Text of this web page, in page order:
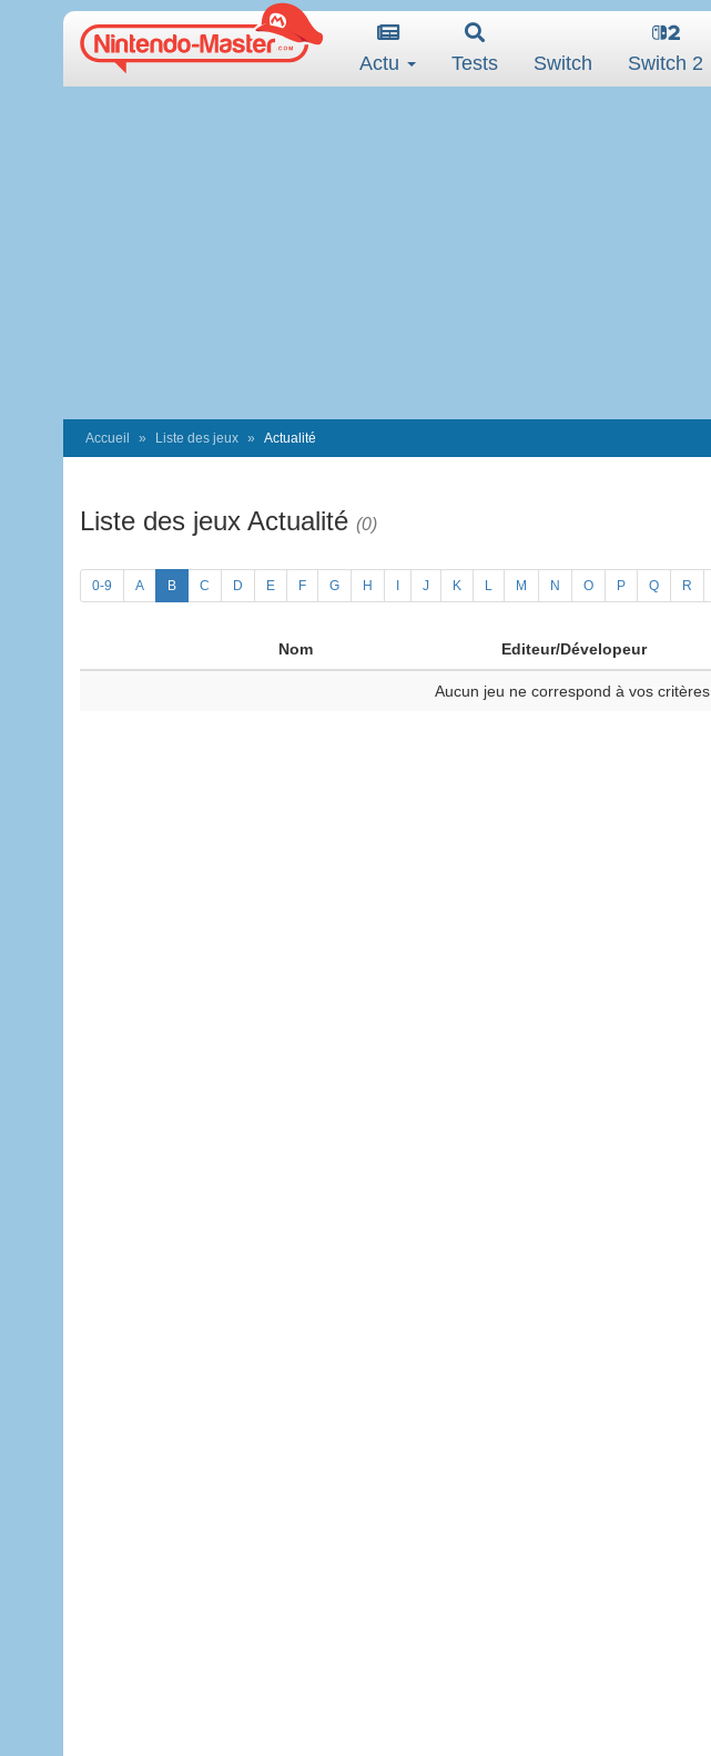
Actu Tests Switch Switch 2
Accueil Liste des jeux Actualité
Liste des jeux Actualité (0)
0-9 A B C D E F G H J K L M N O P Q R
Nom Editeur/Dévelopeur
Aucun jeu ne correspond à vos critères.